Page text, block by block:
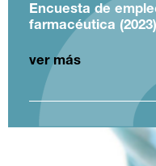
Encuesta de
farmacéutica (2023)
ver más